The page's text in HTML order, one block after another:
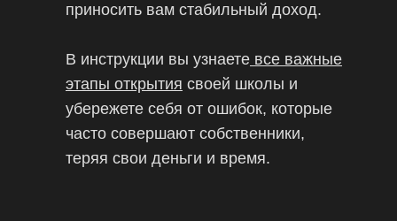
приносить вам стабильный доход.
В инструкции вы узнаете все важные
этапы открытия своей школы и
убережете себя от ошибок, которые
часто совершают собственники,
теряя свои деньги и время.